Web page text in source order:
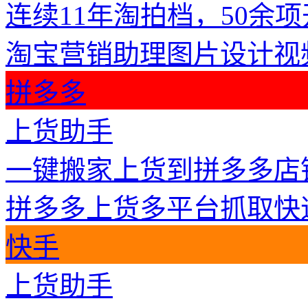
连续11年淘拍档，50余
淘宝营销助理图片设计视
拼多多
上货助手
一键搬家上货到拼多多店
拼多多上货多平台抓取快
快手
上货助手